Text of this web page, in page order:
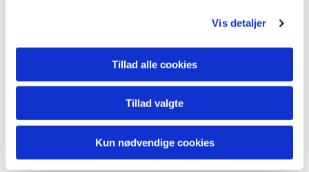
Vis detaljer
Tillad alle cookies
Tillad valgte
Kun nødvendige cookies